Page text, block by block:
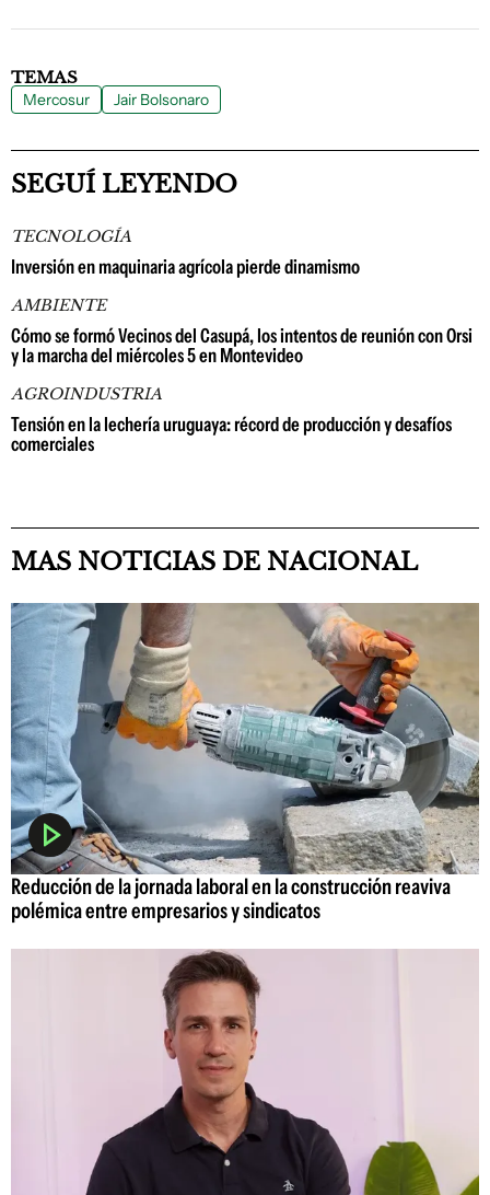
TEMAS
Mercosur Jair Bolsonaro
SEGUÍ LEYENDO
TECNOLOGÍA
Inversión en maquinaria agrícola pierde dinamismo
AMBIENTE
Cómo se formó Vecinos del Casupá, los intentos de reunión con Orsi
y la marcha del miércoles 5 en Montevideo
AGROINDUSTRIA
Tensión en la lechería uruguaya: récord de producción y desafíos
comerciales
MAS NOTICIAS DE NACIONAL
Reducción de la jornada laboral en la construcción reaviva
polémica entre empresarios y sindicatos